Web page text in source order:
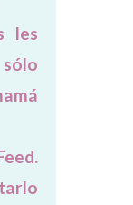
les